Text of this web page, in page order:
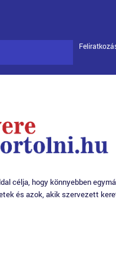
célja, hogy könnyebben
és azok, akik szervezett